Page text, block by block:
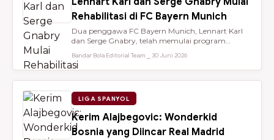
Rehabilitasi di FC Bayern Munich
Dua penggawa FC Bayern Munich, Lennart Karl
dan Serge Gnabry, telah memulai program
Bandar Bola Editorial Team ⎯ 30 Juni 2026
LIGA SPANYOL
Kerim Alajbegovic: Wonderkid
Bosnia yang Diincar Real Madrid